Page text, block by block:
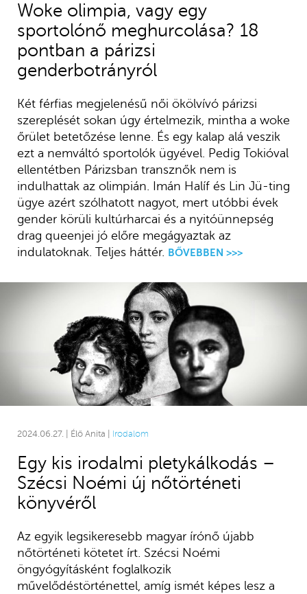
Woke olimpia, vagy egy
sportolónő meghurcolása? 18
pontban a párizsi
genderbotrányról
Két férfias megjelenésű női ökölvívó párizsi
szereplését sokan úgy értelmezik, mintha a woke
őrület betetőzése lenne. És egy kalap alá veszik
ezt a nemváltó sportolók ügyével. Pedig Tokióval
ellentétben Párizsban transznők nem is
indulhattak az olimpián. Imán Halíf és Lin Jü-ting
ügye azért szólhatott nagyot, mert utóbbi évek
gender körüli kultúrharcai és a nyitóünnepség
drag queenjei jó előre megágyaztak az
indulatoknak. Teljes háttér. BŐVEBBEN >>>
2024.06.27. | Élő Anita | Irodalom
Egy kis irodalmi pletykálkodás –
Szécsi Noémi új nőtörténeti
könyvéről
Az egyik legsikeresebb magyar írónő újabb
nőtörténeti kötetet írt. Szécsi Noémi
öngyógyításként foglalkozik
művelődéstörténettel, amíg ismét képes lesz a